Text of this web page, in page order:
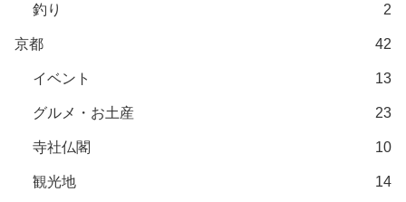
釣り 2
京都 42
イベント 13
グルメ・お土産 23
寺社仏閣 10
観光地 14